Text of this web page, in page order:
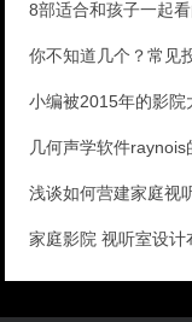
8部适合和孩子一起
你不知道几个？常见
小编被2015年的影院
几何声学软件raynois
浅谈如何营建家庭视
家庭影院 视听室设计